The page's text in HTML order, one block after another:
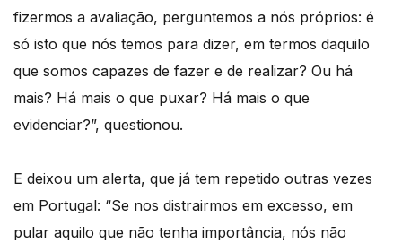
fizermos a avaliação, perguntemos a nós próprios: é
só isto que nós temos para dizer, em termos daquilo
que somos capazes de fazer e de realizar? Ou há
mais? Há mais o que puxar? Há mais o que
evidenciar?”, questionou.
E deixou um alerta, que já tem repetido outras vezes
em Portugal: “Se nos distrairmos em excesso, em
pular aquilo que não tenha importância, nós não